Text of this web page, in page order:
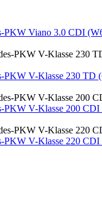
PKW Viano 3.0 CDI
PKW V-Klasse 230 TD
PKW V-Klasse 200 CDI
PKW V-Klasse 220 CDI